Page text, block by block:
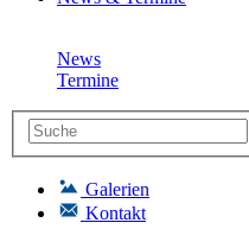
News
Termine
Galerien
Kontakt